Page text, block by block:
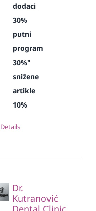
dodaci
30%
putni
program
30%"
snižene
artikle
10%
Details
Dr.
Kutranović